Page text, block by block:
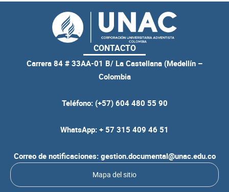
CONTACTO
Carrera 84 # 33AA-01 B/ La Castellana (Medellín –
Colombia
Teléfono: (+57) 604 480 55 90
WhatsApp: + 57 315 409 46 51
Correo de notificaciones: gestion.documental@unac.edu.co
Mapa del sitio